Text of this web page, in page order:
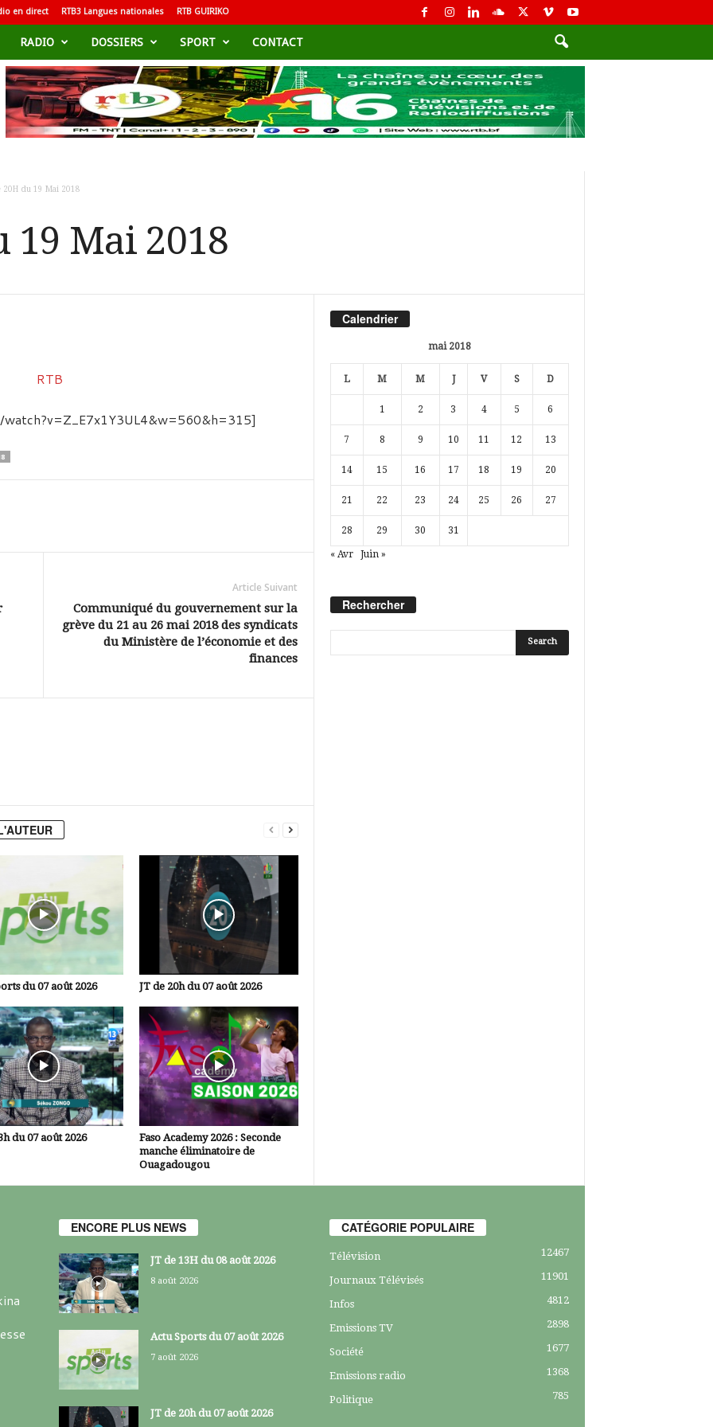
en direct RTB3 Langues nationales RTB GUIRIKO
RADIO DOSSIERS SPORT CONTACT
20H du 19 Mai 2018
19 Mai 2018
Article Suivant
Communiqué du gouvernement sur la
grève du 21 au 26 mai 2018 des syndicats
du Ministère de l’économie et des
finances
du 07 août 2026 JT de 20h du 07 août 2026
du 07 août 2026
Faso Academy 2026 : Seconde
manche éliminatoire de
Ouagadougou
Calendrier
mai 2018
L M M J V S D
1 2 3 4 5 6
7 8 9 10 11 12 13
14 15 16 17 18 19 20
21 22 23 24 25 26 27
28 29 30 31
« Avr Juin »
Rechercher
ENCORE PLUS NEWS
JT de 13H du 08 août 2026
8 août 2026
Actu Sports du 07 août 2026
7 août 2026
JT de 20h du 07 août 2026
CATÉGORIE POPULAIRE
Télévision 12467
Journaux Télévisés 11901
Infos 4812
Emissions TV 2898
Société 1677
Emissions radio 1368
Politique 785